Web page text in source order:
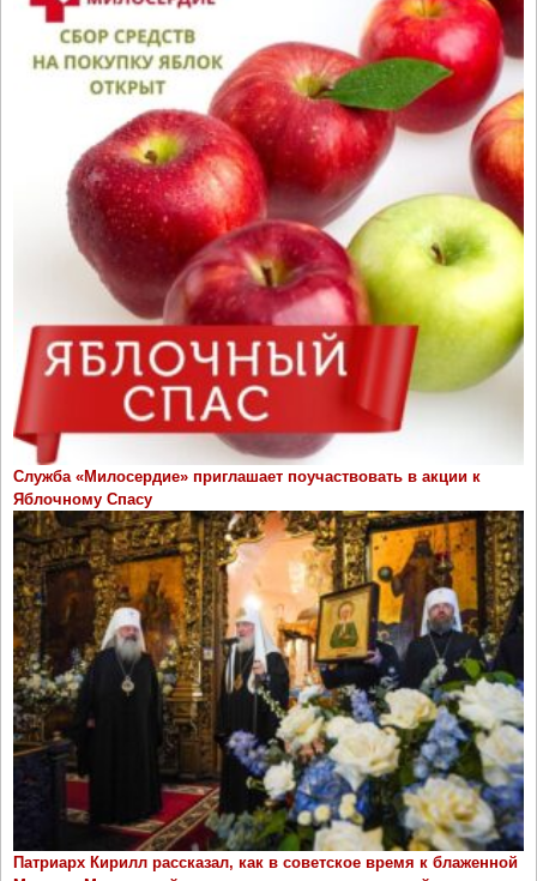
Служба «Милосердие» приглашает поучаствовать в акции к
Яблочному Спасу
Патриарх Кирилл рассказал, как в советское время к блаженной